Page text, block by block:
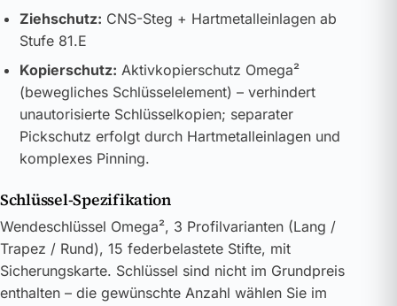
Ziehschutz: CNS-Steg + Hartmetalleinlagen ab
Stufe 81.E
Kopierschutz: Aktivkopierschutz Omega²
(bewegliches Schlüsselelement) – verhindert
unautorisierte Schlüsselkopien; separater
Pickschutz erfolgt durch Hartmetalleinlagen und
komplexes Pinning.
Schlüssel-Spezifikation
Wendeschlüssel Omega², 3 Profilvarianten (Lang /
Trapez / Rund), 15 federbelastete Stifte, mit
Sicherungskarte. Schlüssel sind nicht im Grundpreis
enthalten – die gewünschte Anzahl wählen Sie im